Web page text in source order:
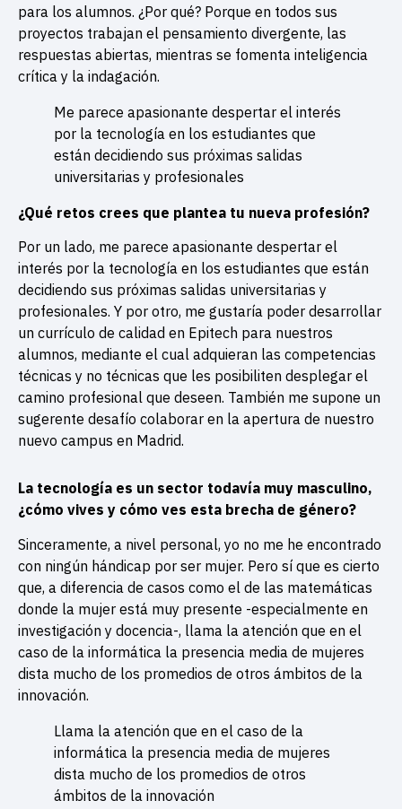
para los alumnos. ¿Por qué? Porque en todos sus
proyectos trabajan el pensamiento divergente, las
respuestas abiertas, mientras se fomenta inteligencia
crítica y la indagación.
Me parece apasionante despertar el interés
por la tecnología en los estudiantes que
están decidiendo sus próximas salidas
universitarias y profesionales
¿Qué retos crees que plantea tu nueva profesión?
Por un lado, me parece apasionante despertar el
interés por la tecnología en los estudiantes que están
decidiendo sus próximas salidas universitarias y
profesionales. Y por otro, me gustaría poder desarrollar
un currículo de calidad en Epitech para nuestros
alumnos, mediante el cual adquieran las competencias
técnicas y no técnicas que les posibiliten desplegar el
camino profesional que deseen. También me supone un
sugerente desafío colaborar en la apertura de nuestro
nuevo campus en Madrid.
La tecnología es un sector todavía muy masculino,
¿cómo vives y cómo ves esta brecha de género?
Sinceramente, a nivel personal, yo no me he encontrado
con ningún hándicap por ser mujer. Pero sí que es cierto
que, a diferencia de casos como el de las matemáticas
donde la mujer está muy presente -especialmente en
investigación y docencia-, llama la atención que en el
caso de la informática la presencia media de mujeres
dista mucho de los promedios de otros ámbitos de la
innovación.
Llama la atención que en el caso de la
informática la presencia media de mujeres
dista mucho de los promedios de otros
ámbitos de la innovación